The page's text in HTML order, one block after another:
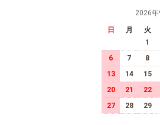
2026年
日 月 火
1
6
7 8
13
14 15
20
21 22
27
28 29